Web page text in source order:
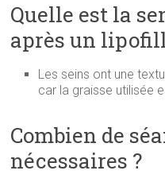
Quelle est la
après un
Les seins ont une
car la graisse utilisée
Combien de
nécessaires ?